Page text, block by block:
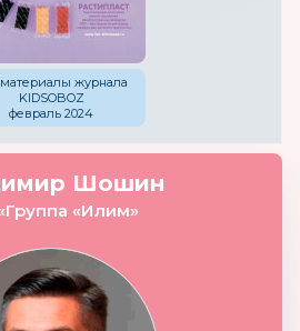
журнала
KIDSOBOZ
февраль 2024
Шошин
«Илим»